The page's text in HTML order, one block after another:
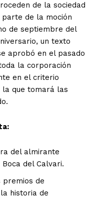
de la sociedad
de la moción
de septiembre del
un texto
aprobó en el pasado
la corporación
en el criterio
la que tomará las
del almirante
del Calvari.
premios de
historia de